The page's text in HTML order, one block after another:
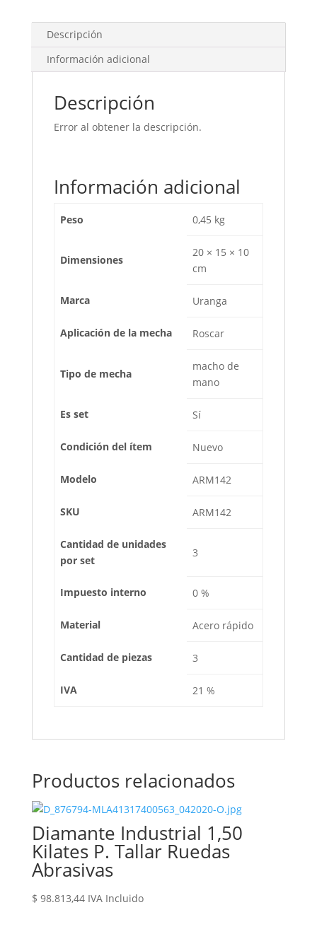
Descripción
Información adicional
Descripción
Error al obtener la descripción.
Información adicional
Peso 0,45 kg
Dimensiones
20 × 15 × 10
cm
Marca Uranga
Aplicación de la mecha Roscar
Tipo de mecha
macho de
mano
Es set Sí
Condición del ítem Nuevo
Modelo ARM142
SKU ARM142
Cantidad de unidades
por set
3
Impuesto interno 0 %
Material Acero rápido
Cantidad de piezas 3
IVA 21 %
Productos relacionados
Diamante Industrial 1,50
Kilates P. Tallar Ruedas
Abrasivas
$ 98.813,44 IVA Incluido